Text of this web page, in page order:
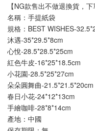
【NG款售出不做退換貨，下
名稱：手提紙袋
規格： BEST WISHES-
沐遇-35*29.5*8cm
心悅-28.5*28.5*25cm
紅色牛皮-16*25*18.5cm
小花園-28.5*25*27cm
朵朵圓舞曲-21.5*21.5*20cm
春日小花-24*12*13cm
手繪咖啡-28*8*14cm
產地：中國